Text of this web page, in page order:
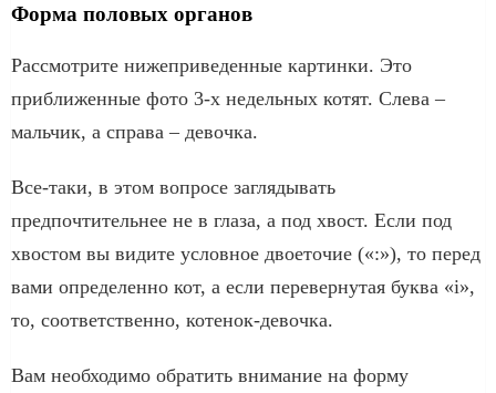
Форма половых органов
Рассмотрите нижеприведенные картинки. Это
приближенные фото 3-х недельных котят. Слева –
мальчик, а справа – девочка.
Все-таки, в этом вопросе заглядывать
предпочтительнее не в глаза, а под хвост. Если под
хвостом вы видите условное двоеточие («:»), то перед
вами определенно кот, а если перевернутая буква «i»,
то, соответственно, котенок-девочка.
Вам необходимо обратить внимание на форму